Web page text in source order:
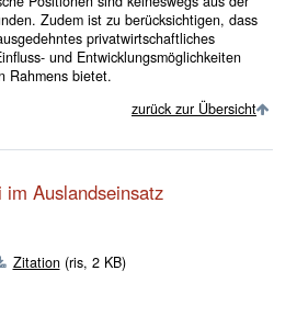
Zudem ist zu berücksichtigen, dass
privatwirtschaftliches
und Entwicklungsmöglichkeiten
Rahmens bietet.
zurück zur Übersicht
Auslandseinsatz
Zitation(ris, 2 KB)